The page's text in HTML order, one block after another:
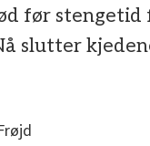
før stengetid
slutter